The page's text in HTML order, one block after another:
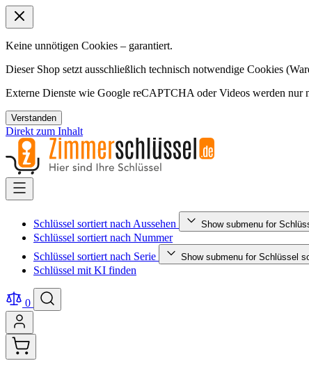
Keine unnötigen Cookies – garantiert.
Dieser Shop setzt ausschließlich technisch notwendige Cookies
Externe Dienste wie Google reCAPTCHA oder Videos werden nur
Verstanden
Direkt zum Inhalt
Schlüssel sortiert nach Aussehen Show submenu for
Schlüssel sortiert nach Nummer
Schlüssel sortiert nach Serie
Show submenu for Schlüssel
Schlüssel mit KI finden
0